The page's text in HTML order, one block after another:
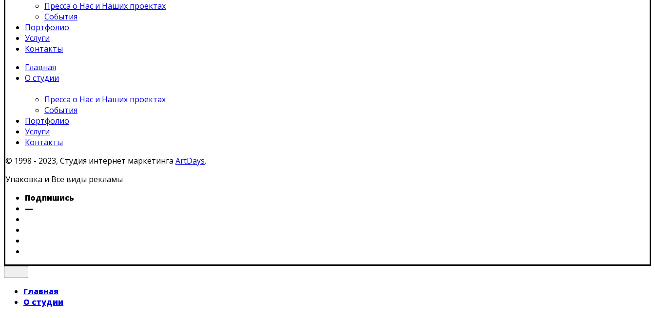
Пресса о Нас и Наших проектах
События
Портфолио
Услуги
Контакты
Главная
О студии
Пресса о Нас и Наших проектах
События
Портфолио
Услуги
Контакты
© 1998 - 2023, Студия интернет маркетинга ArtDays.
Упаковка и Все виды рекламы
Подпишись
—
Главная
О студии